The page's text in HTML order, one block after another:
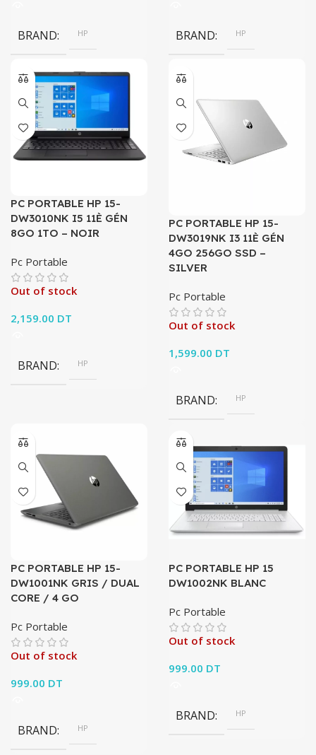
BRAND HP BRAND HP
PC PORTABLE HP 15-
DW3010NK I5 11È GÉN
8GO 1TO – NOIR
Pc Portable
Out of stock
2,159.00 DT
BRAND HP
PC PORTABLE HP 15-
DW3019NK I3 11È GÉN
4GO 256GO SSD –
SILVER
Pc Portable
Out of stock
1,599.00 DT
BRAND HP
PC PORTABLE HP 15-
DW1001NK GRIS / DUAL
CORE / 4 GO
Pc Portable
Out of stock
999.00 DT
BRAND HP
PC PORTABLE HP 15
DW1002NK BLANC
Pc Portable
Out of stock
999.00 DT
BRAND HP